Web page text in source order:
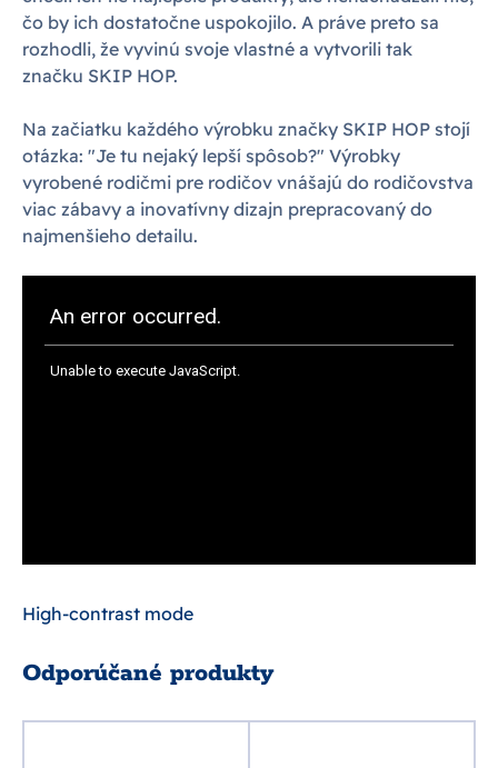
čo by ich dostatočne uspokojilo. A práve preto sa
rozhodli, že vyvinú svoje vlastné a vytvorili tak
značku SKIP HOP.
Na začiatku každého výrobku značky SKIP HOP stojí
otázka: "Je tu nejaký lepší spôsob?" Výrobky
vyrobené rodičmi pre rodičov vnášajú do rodičovstva
viac zábavy a inovatívny dizajn prepracovaný do
najmenšieho detailu.
High-contrast mode
Odporúčané produkty